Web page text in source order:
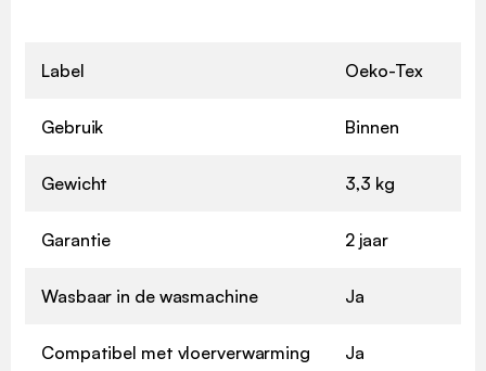
Label Oeko-Tex
Gebruik Binnen
Gewicht 3,3 kg
Garantie 2 jaar
Wasbaar in de wasmachine Ja
Compatibel met vloerverwarming Ja